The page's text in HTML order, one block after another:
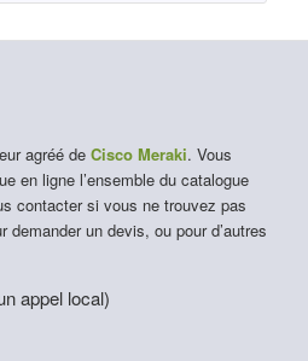
agréé de Cisco Meraki. Vous
en ligne l’ensemble du catalogue
contacter si vous ne trouvez pas
demander un devis, ou pour d’autres
appel local)